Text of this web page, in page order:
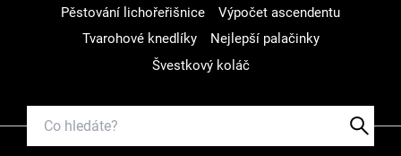
Pěstování lichořeřišnice
Výpočet ascendentu
Tvarohové knedlíky
Nejlepší palačinky
Švestkový koláč